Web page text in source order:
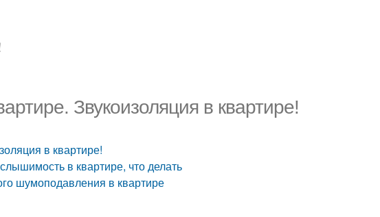
Звукоизоляция в квартире!
в квартире!
в квартире, что делать
шумоподавления в квартире